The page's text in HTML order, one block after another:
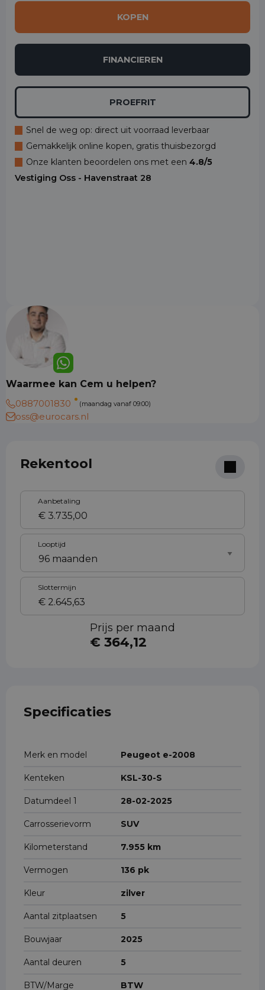
KOPEN
FINANCIEREN
PROEFRIT
Snel de weg op: direct uit voorraad leverbaar
Gemakkelijk online kopen, gratis thuisbezorgd
Onze klanten beoordelen ons met een 4.8/5
Vestiging Oss - Havenstraat 28
Waarmee kan Cem u helpen?
0887001830
(maandag vanaf 09:00)
oss@eurocars.nl
Rekentool
Aanbetaling
Looptijd
Slottermijn
Prijs per maand
€ 364,12
Specificaties
Merk en model Peugeot e-2008
Kenteken KSL-30-S
Datumdeel 1 28-02-2025
Carrosserievorm SUV
Kilometerstand 7.955 km
Vermogen 136 pk
Kleur zilver
Aantal zitplaatsen 5
Bouwjaar 2025
Aantal deuren 5
BTW/Marge BTW